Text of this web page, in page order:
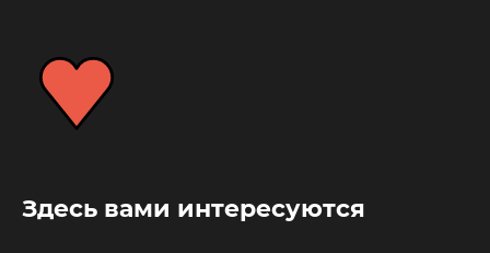
Здесь вами интересуются